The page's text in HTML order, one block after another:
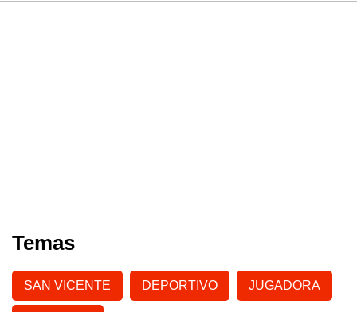
Temas
SAN VICENTE DEPORTIVO JUGADORA